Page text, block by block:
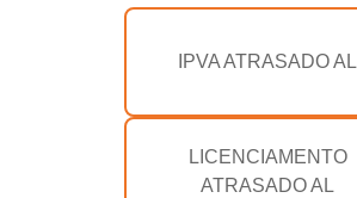
IPVA ATRASADO AL
LICENCIAMENTO
ATRASADO AL